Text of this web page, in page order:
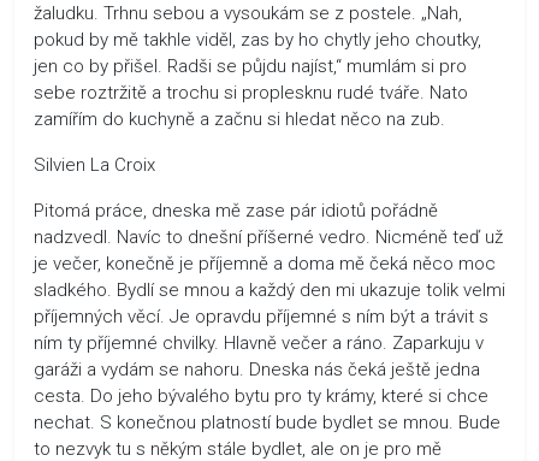
žaludku. Trhnu sebou a vysoukám se z postele. „Nah,
pokud by mě takhle viděl, zas by ho chytly jeho choutky,
jen co by přišel. Radši se půjdu najíst,“ mumlám si pro
sebe roztržitě a trochu si proplesknu rudé tváře. Nato
zamířím do kuchyně a začnu si hledat něco na zub.
Silvien La Croix
Pitomá práce, dneska mě zase pár idiotů pořádně
nadzvedl. Navíc to dnešní příšerné vedro. Nicméně teď už
je večer, konečně je příjemně a doma mě čeká něco moc
sladkého. Bydlí se mnou a každý den mi ukazuje tolik velmi
příjemných věcí. Je opravdu příjemné s ním být a trávit s
ním ty příjemné chvilky. Hlavně večer a ráno. Zaparkuju v
garáži a vydám se nahoru. Dneska nás čeká ještě jedna
cesta. Do jeho bývalého bytu pro ty krámy, které si chce
nechat. S konečnou platností bude bydlet se mnou. Bude
to nezvyk tu s někým stále bydlet, ale on je pro mě